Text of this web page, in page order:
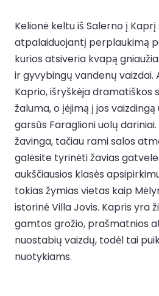
Kelionė keltu iš Salerno į
atpalaiduojantį perplaukimą
kurios atsiveria kvapą
ir gyvybingų vandenų
Kaprio, išryškėja dramatiškos
žaluma, o įėjimą į jos
garsūs Faraglioni uolų
žavinga, tačiau rami salos
galėsite tyrinėti žavias
aukščiausios klasės
tokias žymias vietas kaip
istorinė Villa Jovis. Kapris yra
gamtos grožio, prašmatnios
nuostabių vaizdų, todėl tai
nuotykiams.